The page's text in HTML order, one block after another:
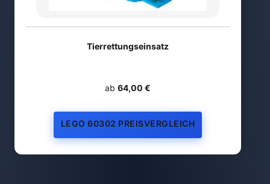
Tierrettungseinsatz
ab 64,00 €
LEGO 60302 PREISVERGLEICH